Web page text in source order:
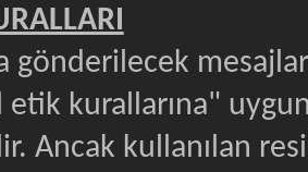
etik kurallarına"
Ancak kullanılan